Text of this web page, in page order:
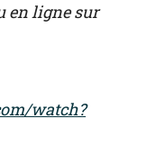
en ligne sur
watch?